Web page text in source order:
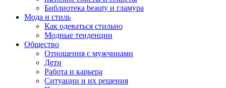
Библиотека beauty и гламура
Мода и стиль
Как одеваться стильно
Модные тенденции
Общество
Отношения с мужчинами
Дети
Работа и карьера
Ситуации и их решения